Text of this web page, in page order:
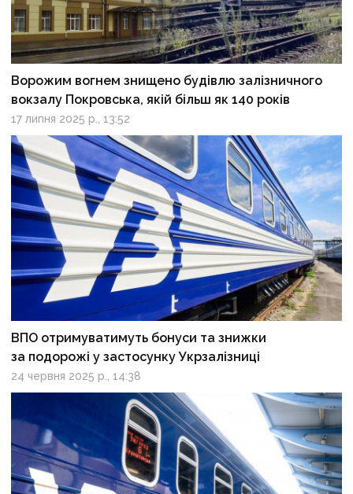
Ворожим вогнем знищено будівлю залізничного
вокзалу Покровська, якій більш як 140 років
17 липня 2025 р., 13:52
ВПО отримуватимуть бонуси та знижки
за подорожі у застосунку Укрзалізниці
24 червня 2025 р., 14:38